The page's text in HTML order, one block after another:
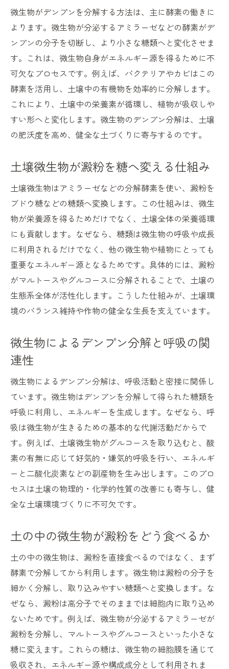
微生物資材で土壌の澱粉分解力を高めるコ
ツ
健康な土に導くための微生物活用術
糖になる過程を微生物実験で観察してみよう
土壌微生物が澱粉を糖に変える実験手順
デンプン分解を観察する中学生向け実験の
工夫
微生物の働きと糖化の過程を実験で学ぶ
微生物のデンプン分解実験で知る糖への変
土壌微生物の活動を観察するポイント
健康な土に導く微生物のパワーと実践法
土壌微生物の力で健康な土づくりを始める
方法
デンプン分解力を高める堆肥や有機物の使
い方
微生物のバランス維持と土壌環境の改善方
法
微生物資材を活用した土壌微生物の増やし
土壌微生物の働きを最大限に引き出すコツ
デンプン分解を促す微生物の種類と特徴
土壌微生物で活躍するデンプン分解菌の特
徴
澱粉分解に強い土壌微生物の種類を解説
微生物がデンプンを分解する酵素の働き
デンプン分解菌の生息環境と土壌条件の関
係
微生物によるデンプン分解実験で見る違い
家庭菜園で微生物の澱粉分解力を高める方法
土壌微生物の増やし方とデンプン分解促進
策
家庭菜園で使える微生物資材の選び方と使
い方
デンプン分解を助ける有機物の投入ポイン
ト
微生物がデンプンを分解する方法は、主に酵素の働きに
よります。微生物が分泌するアミラーゼなどの酵素がデ
ンプンの分子を切断し、より小さな糖類へと変化させま
す。これは、微生物自身がエネルギー源を得るために不
可欠なプロセスです。例えば、バクテリアやカビはこの
酵素を活用し、土壌中の有機物を効率的に分解します。
これにより、土壌中の栄養素が循環し、植物が吸収しや
すい形へと変化します。微生物のデンプン分解は、土壌
の肥沃度を高め、健全な土づくりに寄与するのです。
土壌微生物が澱粉を糖へ変える仕組み
土壌微生物はアミラーゼなどの分解酵素を使い、澱粉を
ブドウ糖などの糖類へ変換します。この仕組みは、微生
物が栄養源を得るためだけでなく、土壌全体の栄養循環
にも貢献します。なぜなら、糖類は微生物の呼吸や成長
に利用されるだけでなく、他の微生物や植物にとっても
重要なエネルギー源となるためです。具体的には、澱粉
がマルトースやグルコースに分解されることで、土壌の
生態系全体が活性化します。こうした仕組みが、土壌環
境のバランス維持や作物の健全な生長を支えています。
微生物によるデンプン分解と呼吸の関
連性
微生物によるデンプン分解は、呼吸活動と密接に関係し
ています。微生物はデンプンを分解して得られた糖類を
呼吸に利用し、エネルギーを生成します。なぜなら、呼
吸は微生物が生きるための基本的な代謝活動だからで
す。例えば、土壌微生物がグルコースを取り込むと、酸
素の有無に応じて好気的・嫌気的呼吸を行い、エネルギ
ーと二酸化炭素などの副産物を生み出します。このプロ
セスは土壌の物理的・化学的性質の改善にも寄与し、健
全な土壌環境づくりに不可欠です。
土の中の微生物が澱粉をどう食べるか
土の中の微生物は、澱粉を直接食べるのではなく、まず
酵素で分解してから利用します。微生物は澱粉の分子を
細かく分解し、取り込みやすい糖類へと変換します。な
ぜなら、澱粉は高分子でそのままでは細胞内に取り込め
ないためです。例えば、微生物が分泌するアミラーゼが
澱粉を分解し、マルトースやグルコースといった小さな
糖に変えます。これらの糖は、微生物の細胞膜を通じて
吸収され、エネルギー源や構成成分として利用されま